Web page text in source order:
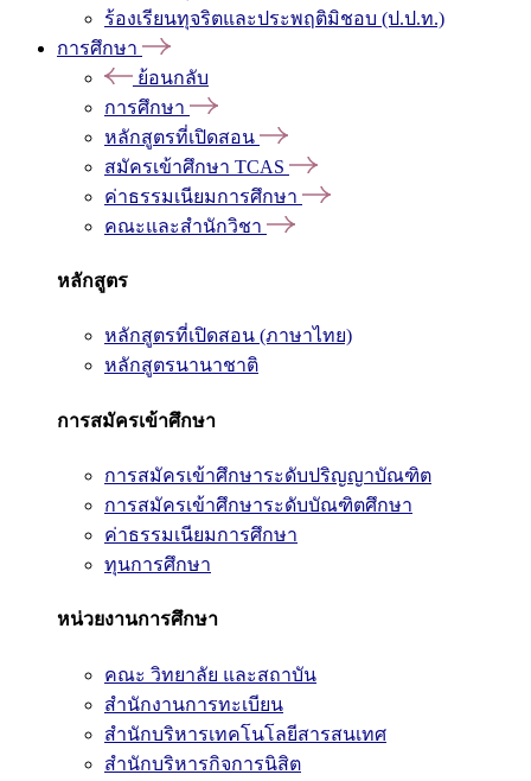
ร้องเรียนทุจริตและประพฤติมิชอบ (ป.ป.ท.)
การศึกษา
ย้อนกลับ
การศึกษา
หลักสูตรที่เปิดสอน
สมัครเข้าศึกษา TCAS
ค่าธรรมเนียมการศึกษา
คณะและสำนักวิชา
หลักสูตร
หลักสูตรที่เปิดสอน (ภาษาไทย)
หลักสูตรนานาชาติ
การสมัครเข้าศึกษา
การสมัครเข้าศึกษาระดับปริญญาบัณฑิต
การสมัครเข้าศึกษาระดับบัณฑิตศึกษา
ค่าธรรมเนียมการศึกษา
ทุนการศึกษา
หน่วยงานการศึกษา
คณะ วิทยาลัย และสถาบัน
สำนักงานการทะเบียน
สำนักบริหารเทคโนโลยีสารสนเทศ
สำนักบริหารกิจการนิสิต